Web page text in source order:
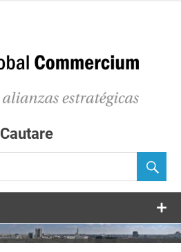
Cautare